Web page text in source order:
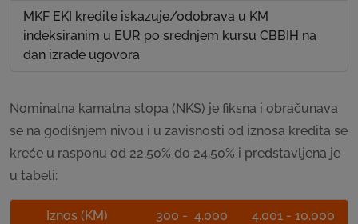
MKF EKI kredite iskazuje/odobrava u KM
indeksiranim u EUR po srednjem kursu CBBIH na
dan izrade ugovora
Nominalna kamatna stopa (NKS) je fiksna i obračunava
se na godišnjem nivou i u zavisnosti od iznosa kredita se
kreće u rasponu od 22,50% do 24,50% i predstavljena je
u tabeli:
Iznos (KM) 300 - 4.000 4.001 - 10.000